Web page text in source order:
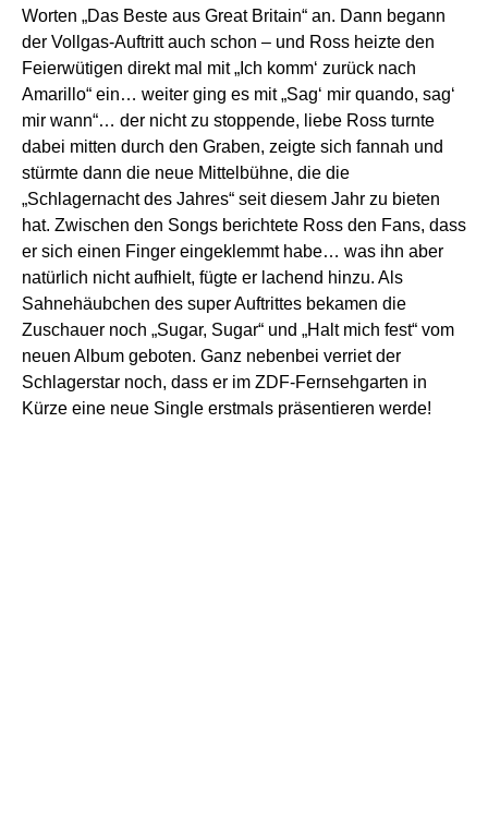
Worten „Das Beste aus Great Britain“ an. Dann begann
der Vollgas-Auftritt auch schon – und Ross heizte den
Feierwütigen direkt mal mit „Ich komm‘ zurück nach
Amarillo“ ein… weiter ging es mit „Sag‘ mir quando, sag‘
mir wann“… der nicht zu stoppende, liebe Ross turnte
dabei mitten durch den Graben, zeigte sich fannah und
stürmte dann die neue Mittelbühne, die die
„Schlagernacht des Jahres“ seit diesem Jahr zu bieten
hat. Zwischen den Songs berichtete Ross den Fans, dass
er sich einen Finger eingeklemmt habe… was ihn aber
natürlich nicht aufhielt, fügte er lachend hinzu. Als
Sahnehäubchen des super Auftrittes bekamen die
Zuschauer noch „Sugar, Sugar“ und „Halt mich fest“ vom
neuen Album geboten. Ganz nebenbei verriet der
Schlagerstar noch, dass er im ZDF-Fernsehgarten in
Kürze eine neue Single erstmals präsentieren werde!